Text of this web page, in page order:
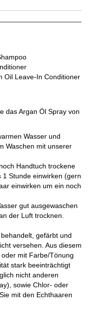
Oil Leave-In Conditioner
das Argan Öl Spray von
Wasser und
Waschen mit unserer
Handtuch trockene
1 Stunde einwirken (gern
einwirken um ein noch
gut ausgewaschen
der Luft trocknen.
gefärbt und
versehen. Aus diesem
mit Farbe/Tönung
stark beeinträchtigt
nicht anderen
sowie Chlor- oder
mit den Echthaaren